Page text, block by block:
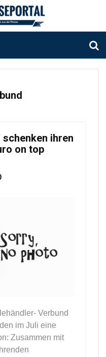
schenken ihren
on top
Verbund
im Juli eine
Zusammen mit